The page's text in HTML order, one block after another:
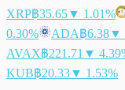
XRP฿35.65▼ 1.01%
0.30%
ADA฿6.38▼
AVAX฿221.71 ▼
KUB฿20.33▼ 1.53%